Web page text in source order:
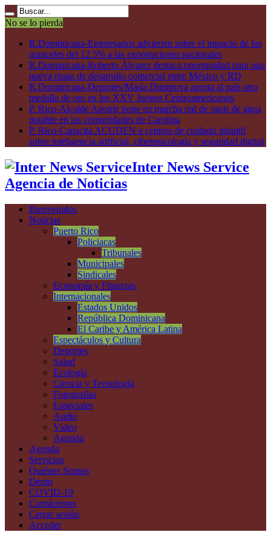
No se lo pierda
R.Dominicana-Empresarios advierten sobre el impacto de los
aranceles del 12.5% a las exportaciones nacionales
R.Dominicana-Roberto Álvarez destaca oportunidad para una
nueva etapa de desarrollo comercial entre México y RD
R.Dominicana-Deportes/María Dimitrova aporta al país otra
medalla de oro en los XXV Juegos Centroamericanos
P. Rico-Alcalde Aponte pone en marcha red de oasis de agua
potable en las comunidades de Carolina
P. Rico-Capacita ACUDEN a centros de cuidado infantil
sobre inteligencia artificial, ciberpsicología y seguridad digital
Inter News Service
Agencia de Noticias
Bienvenidos
Noticias
Puerto Rico
Policiacas
Tribunales
Municipales
Sindicales
Economía y Finanzas
Internacionales
Estados Unidos
República Dominicana
El Caribe y América Latina
Espectáculos y Cultura
Deportes
Salud
Ecología
Ciencia y Tecnología
Fotografías
Especiales
Audio
Vídeo
Agenda
Agenda
Servicios
Quiénes Somos
Demo
COVID-19
Contáctenos
Cerrar sesión
Acceder